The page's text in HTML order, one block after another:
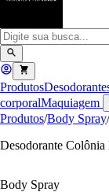
Produtos
corporalMaquiagem
Produtos/Body Spray/
Desodorante
Body Spray